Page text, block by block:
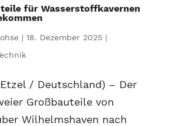
für Wasserstoffkavernen
| 18. Dezember 2025|
/ Deutschland) – Der
Großbauteile von
Wilhelmshaven nach